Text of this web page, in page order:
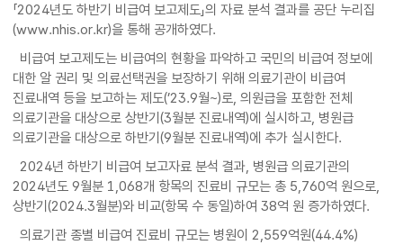
「2024년도 하반기 비급여 보고제도」의 자료 분석 결과를 공단 누리집
(www.nhis.or.kr)을 통해 공개하였다.
비급여 보고제도는 비급여의 현황을 파악하고 국민의 비급여 정보에
대한 알 권리 및 의료선택권을 보장하기 위해 의료기관이 비급여
진료내역 등을 보고하는 제도(’23.9월~)로, 의원급을 포함한 전체
의료기관을 대상으로 상반기(3월분 진료내역)에 실시하고, 병원급
의료기관을 대상으로 하반기(9월분 진료내역)에 추가 실시한다.
2024년 하반기 비급여 보고자료 분석 결과, 병원급 의료기관의
2024년도 9월분 1,068개 항목의 진료비 규모는 총 5,760억 원으로,
상반기(2024.3월분)와 비교(항목 수 동일)하여 38억 원 증가하였다.
의료기관 종별 비급여 진료비 규모는 병원이 2,559억원(44.4%)